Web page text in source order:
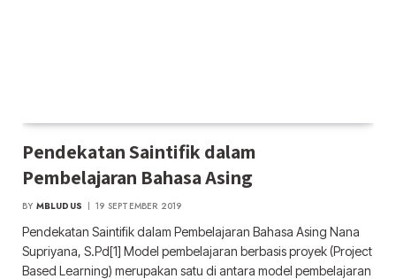
Pendekatan Saintifik dalam
Pembelajaran Bahasa Asing
BY MBLUDUS 19 SEPTEMBER 2019
Pendekatan Saintifik dalam Pembelajaran Bahasa Asing Nana
Supriyana, S.Pd[1] Model pembelajaran berbasis proyek (Project
Based Learning) merupakan satu di antara model pembelajaran